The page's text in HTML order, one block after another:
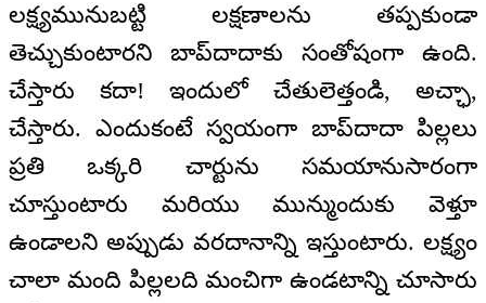
లక్ష్యమునుబట్టి లక్షణాలను తప్పకుండా
తెచ్చుకుంటారని బాప్‍దాదాకు సంతోషంగా ఉంది.
చేస్తారు కదా! ఇందులో చేతులెత్తండి, అచ్ఛా,
చేస్తారు. ఎందుకంటే స్వయంగా బాప్‍దాదా పిల్లలు
ప్రతి ఒక్కరి చార్టును సమయానుసారంగా
చూస్తుంటారు మరియు మున్ముందుకు వెళ్తూ
ఉండాలని అప్పుడు వరదానాన్ని ఇస్తుంటారు. లక్ష్యం
చాలా మంది పిల్లలది మంచిగా ఉండటాన్ని చూసారు